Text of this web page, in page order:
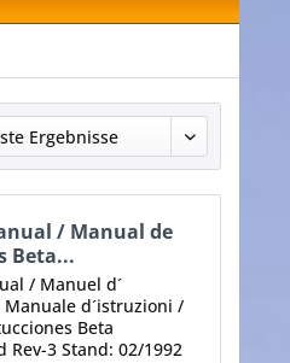
/ Manual de
Beta...
/ Manuel d´
d´istruzioni /
Beta
Rev-3 Stand: 02/1992